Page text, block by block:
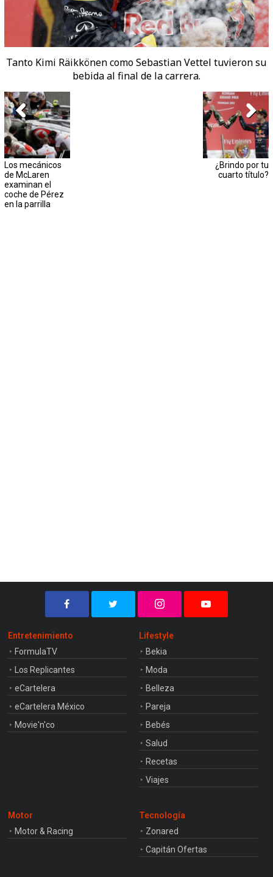
Tanto Kimi Räikkönen como Sebastian Vettel tuvieron su
bebida al final de la carrera.
Los mecánicos
de McLaren
examinan el
coche de Pérez
en la parrilla
¿Brindo por tu
cuarto título?
Entretenimiento
FormulaTV
Los Replicantes
eCartelera
eCartelera México
Movie'n'co
Lifestyle
Bekia
Moda
Belleza
Pareja
Bebés
Salud
Recetas
Viajes
Motor
Motor & Racing
Tecnología
Zonared
Capitán Ofertas